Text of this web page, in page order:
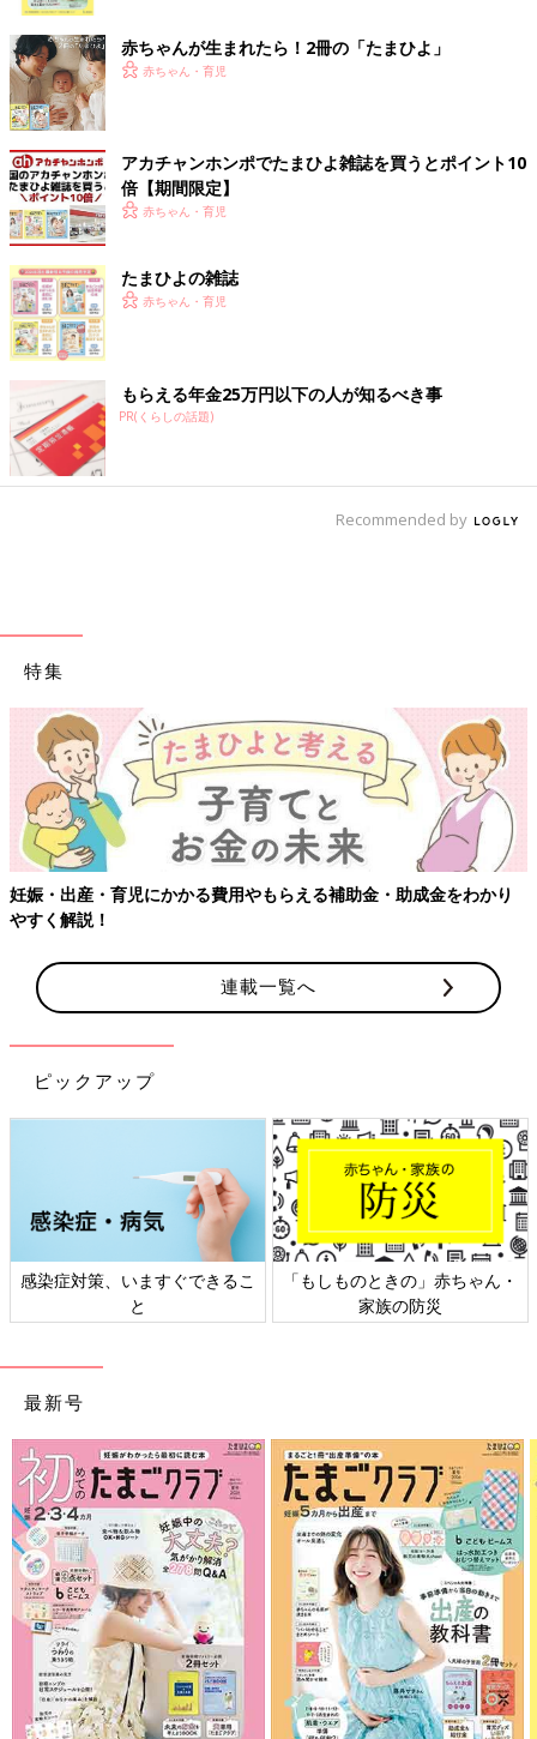
出典：Instagramアカウント「adoneco_life」
こちらはadoneco_lifeさんがセリアで購入したウッドツリーと
LEDキャンドル。ツリーは木製でナチュラルテイストなので、イ
ンテリアに馴染みやすいとのこと。110円には見えないとクオリ
出典：Instagramアカウント「aotan.2020」
イラストが気に入りこちらをチョイスしたのだそう。アートパネ
ルは、シンプルでおしゃれなデザインが高見えしていますよね♪
くすみカラーの「ろうそくオブジェ」を2色買い♪
出典：Instagramアカウント「m_m.i_i.f_f.x.f_f.y_y」
m_m.i_i.f_f.x.f_f.y_yさんはセリアの「ろうそくオブジェ」を2色買
いしたのだそう。インテリアに合わせやすいくすみカラーで、ど
こに置いてもおしゃれになりそうです♪ クリスマスツリーとも相
赤ちゃんが生まれたら！2冊の「たまひよ」
赤ちゃん・育児
アカチャンホンポでたまひよ雑誌を買うとポイント10
倍【期間限定】
赤ちゃん・育児
たまひよの雑誌
赤ちゃん・育児
もらえる年金25万円以下の人が知るべき事
PR(くらしの話題)
Recommended by
特集
妊娠・出産・育児にかかる費用やもらえる補助金・助成金をわかり
やすく解説！
連載一覧へ
ピックアップ
感染症対策、いますぐできるこ
と
「もしものときの」赤ちゃん・
家族の防災
最新号